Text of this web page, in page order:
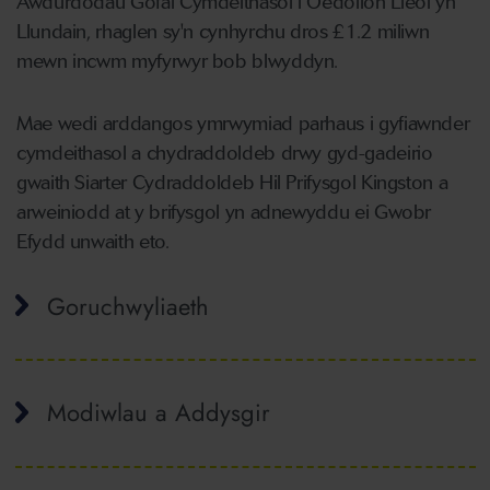
Llundain, rhaglen sy'n cynhyrchu dros £1.2 miliwn
mewn incwm myfyrwyr bob blwyddyn.
Mae wedi arddangos ymrwymiad parhaus i gyfiawnder
cymdeithasol a chydraddoldeb drwy gyd-gadeirio
gwaith Siarter Cydraddoldeb Hil Prifysgol Kingston a
arweiniodd at y brifysgol yn adnewyddu ei Gwobr
Efydd unwaith eto.
Goruchwyliaeth
Modiwlau a Addysgir